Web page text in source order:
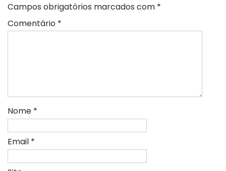
Campos obrigatórios marcados com *
Comentário *
Nome *
Email *